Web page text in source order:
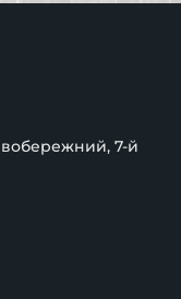
7-й